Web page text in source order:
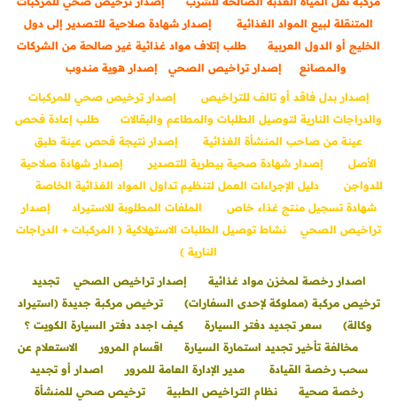
المتنقلة لبيع المواد الغذائية
إصدار شهادة صلاحية للتصدير إلى دول
الخليج أو الدول العربية
طلب إتلاف مواد غذائية غير صالحة من الشركات
والمصانع
إصدار تراخيص الصحي إصدار هوية مندوب
إصدار بدل فاقد أو تالف للتراخيص
إصدار ترخيص صحي للمركبات
والدراجات النارية لتوصيل الطلبات والمطاعم والبقالات
طلب إعادة فحص
عينة من صاحب المنشأة الغذائية
إصدار نتيجة فحص عينة طبق
الأصل
إصدار شهادة صحية بيطرية للتصدير
إصدار شهادة صلاحية
للدواجن
دليل الإجراءات العمل لتنظيم تداول المواد الغذائية الخاصة
شهادة تسجيل منتج غذاء خاص
الملفات المطلوبة للاستيراد
إصدار
تراخيص الصحي
نشاط توصيل الطلبات الاستهلاكية ( المركبات + الدراجات
النارية )
اصدار رخصة لمخزن مواد غذائية إصدار تراخيص الصحي
تجديد
ترخيص مركبة (مملوكة لإحدى السفارات)
ترخيص مركبة جديدة (استيراد
وكالة)
سعر تجديد دفتر السيارة
كيف اجدد دفتر السيارة الكويت ؟
مخالفة تأخير تجديد استمارة السيارة
اقسام المرور
الاستعلام عن
سحب رخصة القيادة
مدير الإدارة العامة للمرور
اصدار أو تجديد
رخصة صحية
نظام التراخيص الطبية ترخيص صحي للمنشأة